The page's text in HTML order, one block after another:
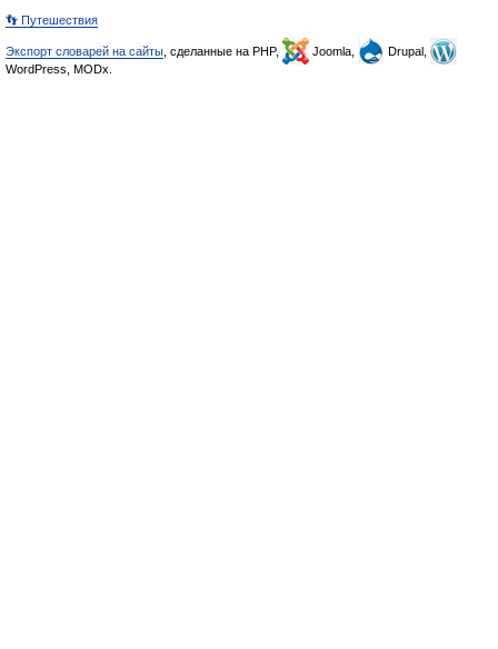
👣 Путешествия
Экспорт словарей на сайты , сделанные на PHP, Joomla,
Drupal,
WordPress, MODx.